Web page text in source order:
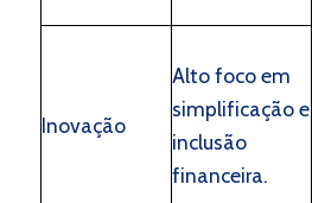
Inovação
Alto foco em
simplificação e
inclusão
financeira.